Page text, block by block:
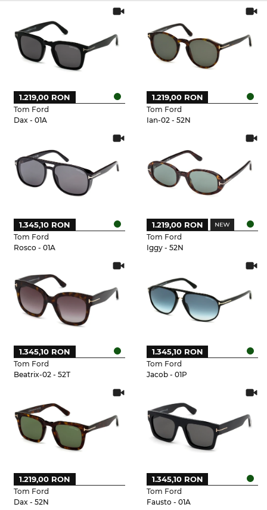
Tom Ford
Dax - 01A
1.219,00 RON
Tom Ford
Ian-02 - 52N
1.219,00 RON
Tom Ford
Rosco - 01A
1.345,10 RON
Tom Ford
Iggy - 52N
1.219,00 RON
Tom Ford
Beatrix-02 - 52T
1.345,10 RON
Tom Ford
Jacob - 01P
1.345,10 RON
Tom Ford
Dax - 52N
1.219,00 RON
Tom Ford
Fausto - 01A
1.345,10 RON